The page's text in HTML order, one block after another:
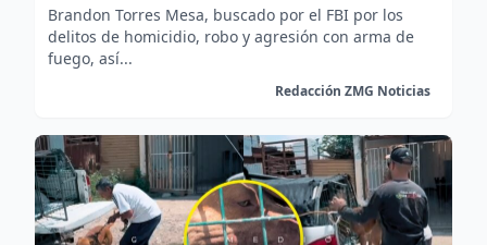
Brandon Torres Mesa, buscado por el FBI por los
delitos de homicidio, robo y agresión con arma de
fuego, así...
Redacción ZMG Noticias